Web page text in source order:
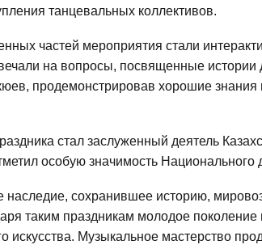
танцевальных коллективов.
частей мероприятия стали
на вопросы, посвященные
продемонстрировав хорошие знания
стал заслуженный деятель
особую значимость
сохранившее историю,
таким праздникам молодое поколение
искусства. Музыкальное мастерство